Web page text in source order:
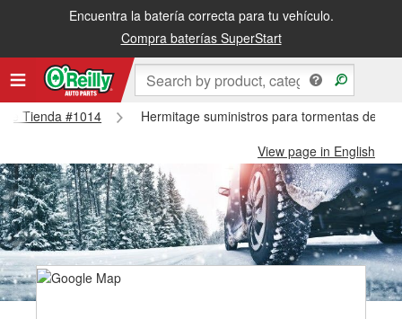
Encuentra la batería correcta para tu vehículo.
Compra baterías SuperStart
Tienda #1014
Hermitage suministros para tormentas de
View page in English